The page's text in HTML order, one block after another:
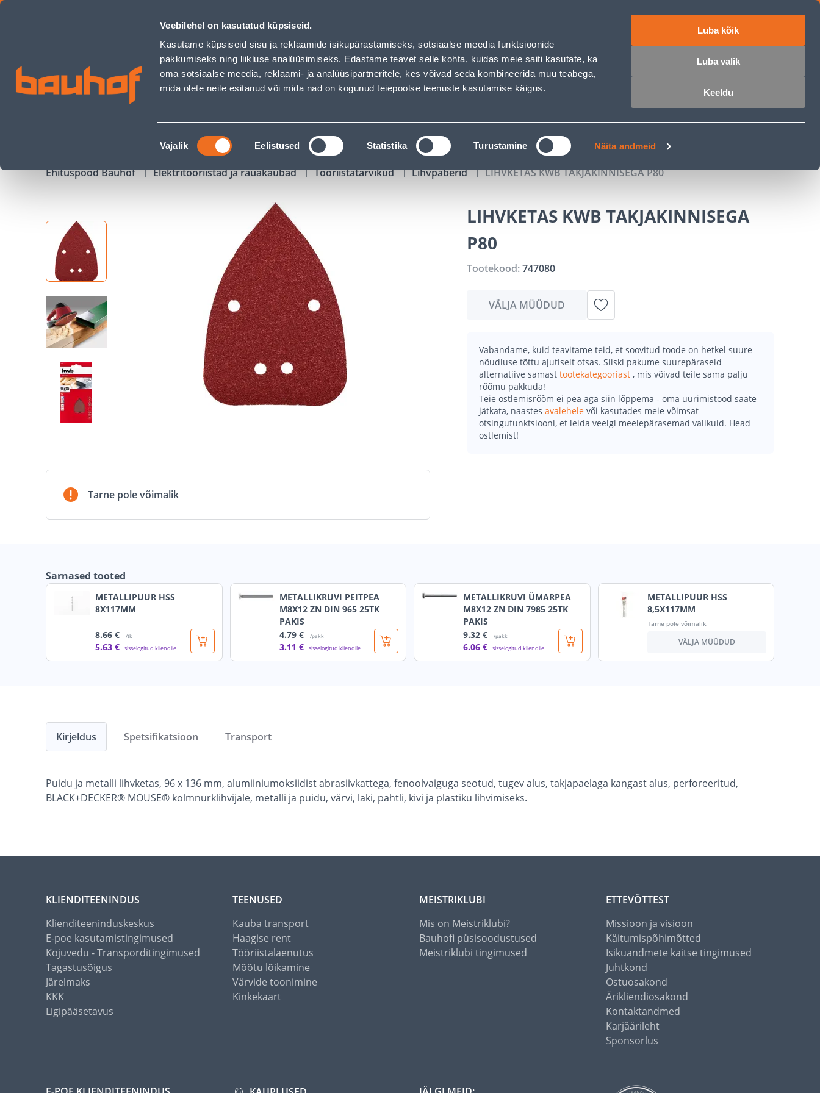
Veebilehel on kasutatud küpsiseid.
Kasutame küpsiseid sisu ja reklaamide isikupärastamiseks, sotsiaalse meedia funktsioonide
pakkumiseks ning liikluse analüüsimiseks. Edastame teavet selle kohta, kuidas meie saiti kasutate, ka
oma sotsiaalse meedia, reklaami- ja analüüsipartneritele, kes võivad seda kombineerida muu teabega,
mida olete neile esitanud või mida nad on kogunud teiepoolse teenuste kasutamise käigus.
Nõusoleku
valik
Vajalik Eelistused Statistika Turustamine Näita andmeid
Luba kõik
Luba valik
Keeldu
LIHVKETAS KWB TAKJAKINNISEGA P80 - Bauhof has loaded
Äriklienditeenindus Klienditeenindus Teenused Karjäärileht
OTSI Logi sisse
KAMPAANIAD KATALOOGID TÖÖRIISTALAENUTUS JÄRELMAKS
Ehituspood Bauhof Elektritööriistad ja rauakaubad Tööriistatarvikud Lihvpaberid LIHVKETAS KWB TAKJAKINNISEGA P80
Tarne pole võimalik
LIHVKETAS KWB TAKJAKINNISEGA
P80
Tootekood:747080
VÄLJA MÜÜDUD
Vabandame, kuid teavitame teid, et soovitud toode on hetkel suure
nõudluse tõttu ajutiselt otsas. Siiski pakume suurepäraseid
alternatiive samast tootekategooriast , mis võivad teile sama palju
rõõmu pakkuda!
Teie ostlemisrõõm ei pea aga siin lõppema - oma uurimistööd saate
jätkata, naastes avalehele või kasutades meie võimsat
otsingufunktsiooni, et leida veelgi meelepärasemad valikuid. Head
ostlemist!
Sarnased tooted
METALLIPUUR HSS
8X117MM
8.66 € /tk
5.63 € sisselogitud kliendile
METALLIKRUVI PEITPEA
M8X12 ZN DIN 965 25TK
PAKIS
4.79 € /pakk
3.11 € sisselogitud kliendile
METALLIKRUVI ÜMARPEA
M8X12 ZN DIN 7985 25TK
PAKIS
9.32 € /pakk
6.06 € sisselogitud kliendile
METALLIPUUR HSS
8,5X117MM
Tarne pole võimalik
VÄLJA MÜÜDUD
Kirjeldus
Puidu ja metalli lihvketas, 96 x 136 mm, alumiiniumoksiidist abrasiivkattega, fenoolvaiguga seotud, tugev alus, takjapaelaga kangast alus, perforeeritud,
BLACK+DECKER® MOUSE® kolmnurklihvijale, metalli ja puidu, värvi, laki, pahtli, kivi ja plastiku lihvimiseks.
Spetsifikatsioon Transport
KLIENDITEENINDUS
Klienditeeninduskeskus
E-poe kasutamistingimused
Kojuvedu - Transporditingimused
Tagastusõigus
Järelmaks
KKK
Ligipääsetavus
TEENUSED
Kauba transport
Haagise rent
Tööriistalaenutus
Mõõtu lõikamine
Värvide toonimine
Kinkekaart
MEISTRIKLUBI
Mis on Meistriklubi?
Bauhofi püsisoodustused
Meistriklubi tingimused
ETTEVÕTTEST
Missioon ja visioon
Käitumispõhimõtted
Isikuandmete kaitse tingimused
Juhtkond
Ostuosakond
Ärikliendiosakond
Kontaktandmed
Karjäärileht
Sponsorlus